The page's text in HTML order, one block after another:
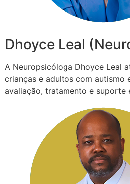
Dhoyce Leal
A Neuropsicóloga Dhoyce Leal
crianças e adultos com autismo
avaliação, tratamento e suporte